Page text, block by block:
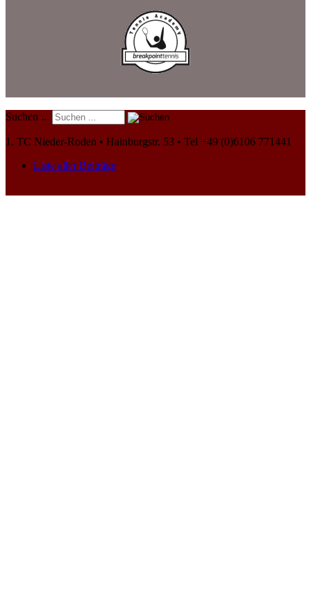
Suchen ...
1. TC Nieder-Roden • Hainburgstr. 53 • Tel +49 (0)6106 771441
Liste aller Beiträge